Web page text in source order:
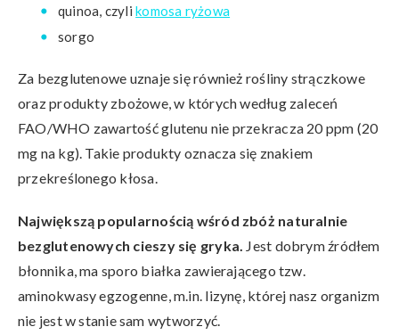
quinoa, czylikomosa ryżowa
sorgo
Za bezglutenowe uznaje się również rośliny strączkowe
oraz produkty zbożowe, w których według zaleceń
FAO/WHO zawartość glutenu nie przekracza 20 ppm (20
mg na kg). Takie produkty oznacza się znakiem
przekreślonego kłosa.
Największą popularnością wśród zbóż naturalnie
bezglutenowych cieszy się gryka. Jest dobrym źródłem
błonnika, ma sporo białka zawierającego tzw.
aminokwasy egzogenne, m.in. lizynę, której nasz organizm
nie jest w stanie sam wytworzyć.